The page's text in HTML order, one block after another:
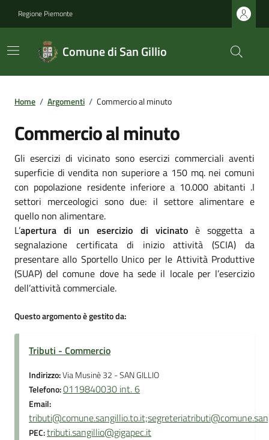
Regione Piemonte
Comune di San Gillio
Home / Argomenti / Commercio al minuto
Commercio al minuto
Gli esercizi di vicinato sono esercizi commerciali aventi
superficie di vendita non superiore a 150 mq. nei comuni
con popolazione residente inferiore a 10.000 abitanti .I
settori merceologici sono due: il settore alimentare e
quello non alimentare.
L’apertura di un esercizio di vicinatoè soggetta a
segnalazione certificata di inizio attività (SCIA) da
presentare allo Sportello Unico per le Attività Produttive
(SUAP) del comune dove ha sede il locale per l’esercizio
dell’attività commerciale.
Questo argomento è gestito da:
Tributi - Commercio
Indirizzo:Via Musinè 32 - SAN GILLIO
Telefono:0119840030 int. 6
Email:
PEC:tributi.sangillio@gigapec.it